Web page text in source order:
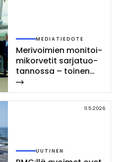
MEDIATIEDOTE
Me­ri­voi­mien mo­ni­toi­
mi­kor­ve­tit sar­ja­tuo­
tan­nos­sa – toi­nen
Poh­jan­maa-luo­kan
kor­vet­ti las­ket­tiin ve­
sil­le Rau­mal­la
11.5.2026
UUTINEN